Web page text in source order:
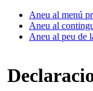
Aneu al menú
Aneu al
Aneu al peu de